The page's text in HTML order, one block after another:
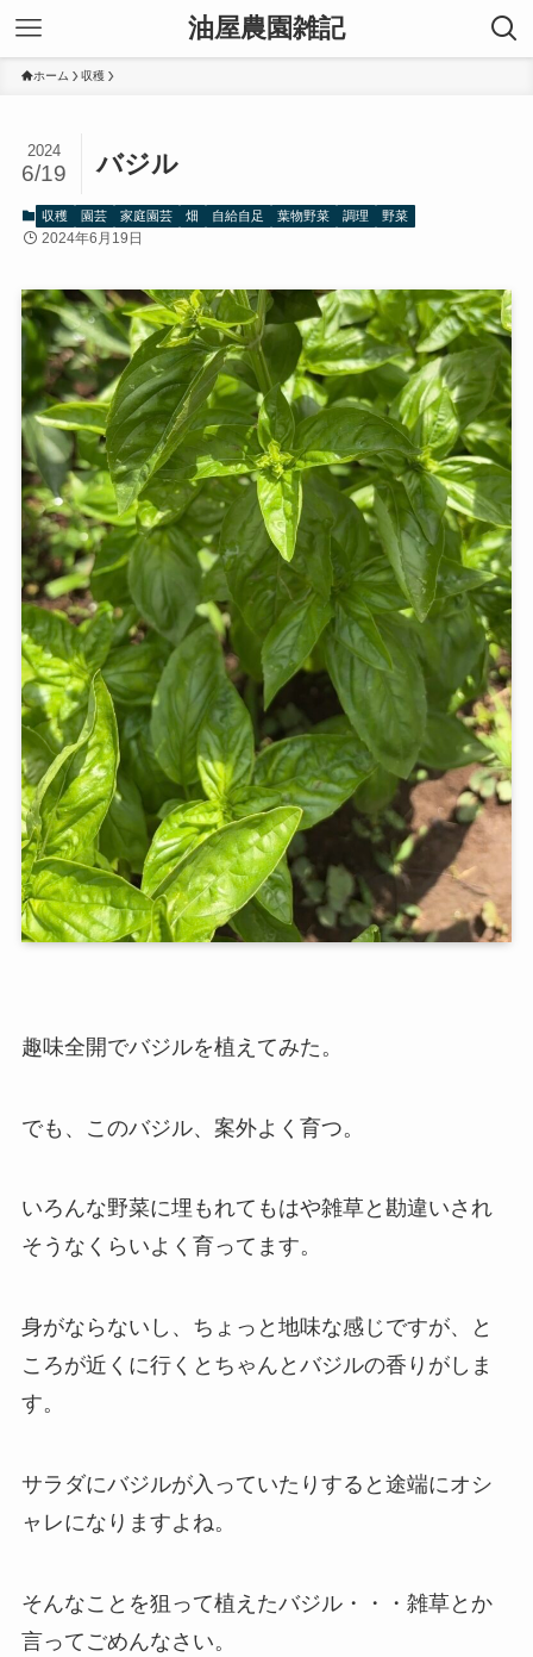
油屋農園雑記
ホーム 収穫
バジル
2024
6/19
収穫 園芸 家庭園芸 畑 自給自足 葉物野菜 調理 野菜
2024年6月19日
趣味全開でバジルを植えてみた。
でも、このバジル、案外よく育つ。
いろんな野菜に埋もれてもはや雑草と勘違いされ
そうなくらいよく育ってます。
身がならないし、ちょっと地味な感じですが、と
ころが近くに行くとちゃんとバジルの香りがしま
す。
サラダにバジルが入っていたりすると途端にオシ
ャレになりますよね。
そんなことを狙って植えたバジル・・・雑草とか
言ってごめんなさい。